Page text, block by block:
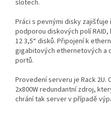
slotech.
Práci s pevnými disky zajišťuje
podporou diskových polí
12 3,5“ disků. Připojení k
gigabitových ethernetových a
portů.
Provedení serveru je Rack 2U.
2x800W redundantní zdroj,
chrání tak server v případě